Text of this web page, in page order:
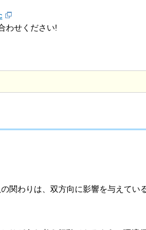
わせください!
関わりは、双方向に影響を与えてい